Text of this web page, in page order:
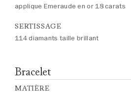
applique Emeraude en or 18 carats
SERTISSAGE
114 diamants taille brillant
Bracelet
MATIÈRE